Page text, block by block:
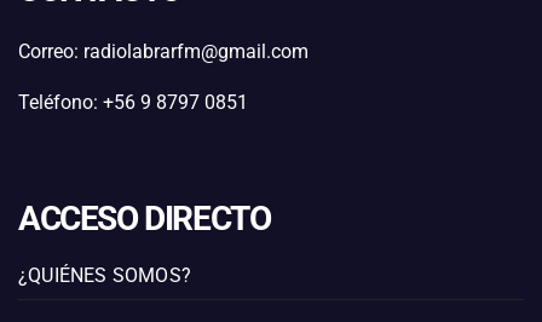
Correo: radiolabrarfm@gmail.com
Teléfono: +56 9 8797 0851
ACCESO DIRECTO
¿QUIÉNES SOMOS?